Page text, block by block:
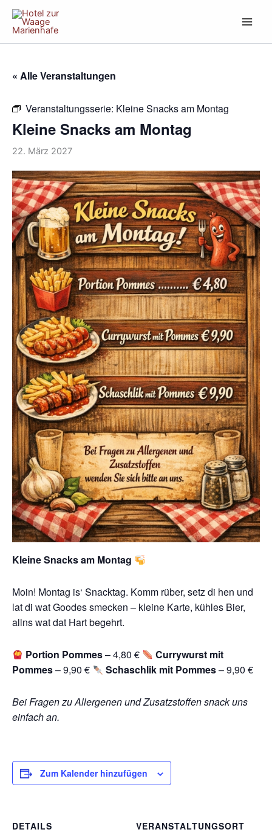
Zum
Inhalt
springen
« Alle Veranstaltungen
Veranstaltungsserie: Kleine Snacks am Montag
Kleine Snacks am Montag
22. März 2027
Kleine Snacks am Montag
Moin! Montag is‘ Snacktag. Komm rüber, setz di hen und
lat di wat Goodes smecken – kleine Karte, kühles Bier,
allns wat dat Hart begehrt.
Portion Pommes– 4,80 €
Currywurst mit
Pommes– 9,90 € Schaschlik mit Pommes– 9,90 €
Bei Fragen zu Allergenen und Zusatzstoffen snack uns
einfach an.
Zum Kalender hinzufügen
DETAILS
VERANSTALTUNGSORT